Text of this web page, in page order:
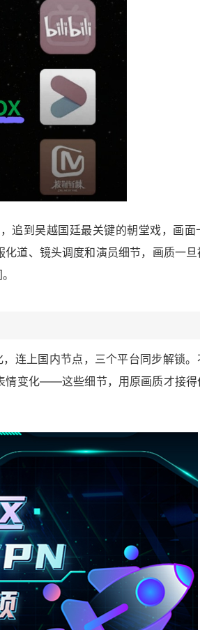
追到吴越国廷最关键的朝堂戏，画面
道、镜头调度和演员细节，画质一
连上国内节点，三个平台同步解锁
情变化——这些细节，用原画质才接得